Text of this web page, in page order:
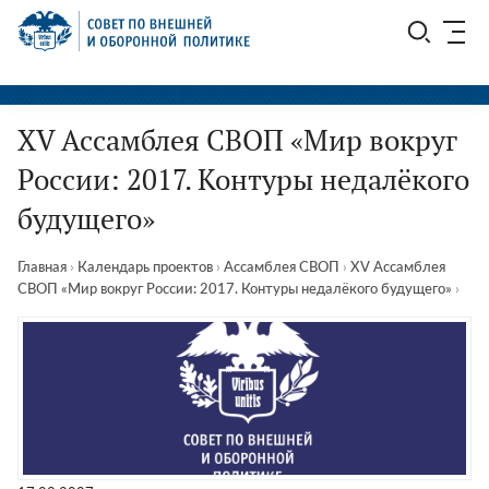
Перейти
СВОП
ХV Ассамблея СВОП «Мир вокруг
России: 2017. Контуры недалёкого
будущего»
Главная › Календарь проектов › Ассамблея СВОП › ХV Ассамблея
СВОП «Мир вокруг России: 2017. Контуры недалёкого будущего» ›